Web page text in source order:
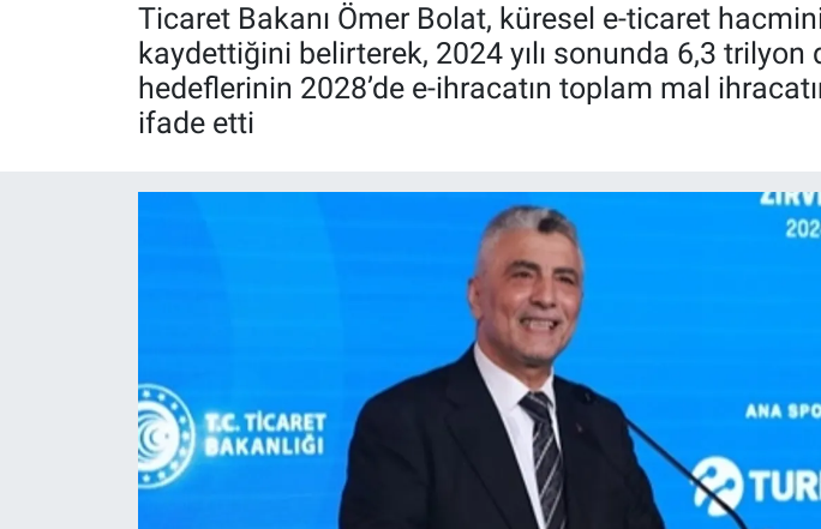
Ticaret Bakanı Ömer Bolat, küresel e-ticaret
kaydettiğini belirterek, 2024 yılı sonunda 6,3
hedeflerinin 2028’de e-ihracatın toplam mal
ifade etti
Röportaj
Video Galeri